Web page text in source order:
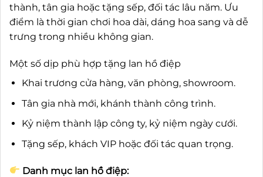
thành, tân gia hoặc tặng sếp, đối tác lâu năm. Ưu
điểm là thời gian chơi hoa dài, dáng hoa sang và dễ
trưng trong nhiều không gian.
Một số dịp phù hợp tặng lan hồ điệp
Khai trương cửa hàng, văn phòng, showroom.
Tân gia nhà mới, khánh thành công trình.
Kỷ niệm thành lập công ty, kỷ niệm ngày cưới.
Tặng sếp, khách VIP hoặc đối tác quan trọng.
Danh mục lan hồ điệp: